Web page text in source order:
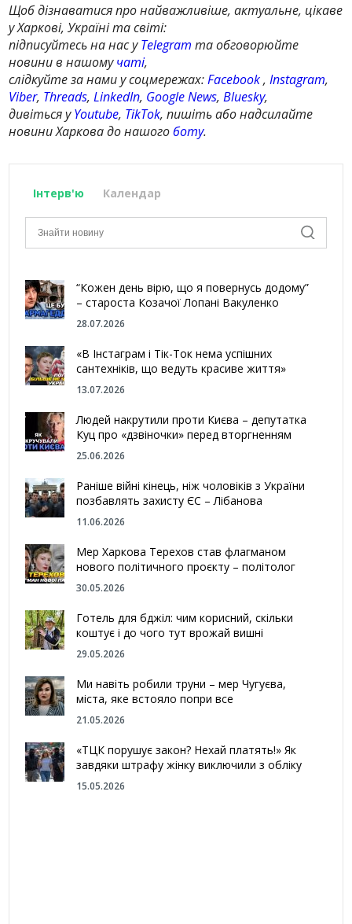
Щоб дізнаватися про найважливіше, актуальне, цікаве
у Харкові, Україні та світі:
підписуйтесь на нас уTelegram та обговорюйте
новини в нашомучаті,
слідкуйте за нами у соцмережах:Facebook,Instagram,
Viber, Threads,LinkedIn, Google News,Bluesky,
дивіться уYoutube, TikTok, пишіть або надсилайте
новини Харкова до нашогоботу.
Інтерв'ю Календар
“Кожен день вірю, що я повернусь додому”
– староста Козачої Лопані Вакуленко
28.07.2026
«В Інстаграм і Тік-Ток нема успішних
сантехніків, що ведуть красиве життя»
13.07.2026
Людей накрутили проти Києва – депутатка
Куц про «дзвіночки» перед вторгненням
25.06.2026
Раніше війні кінець, ніж чоловіків з України
позбавлять захисту ЄС – Лібанова
11.06.2026
Мер Харкова Терехов став флагманом
нового політичного проєкту – політолог
30.05.2026
Готель для бджіл: чим корисний, скільки
коштує і до чого тут врожай вишні
29.05.2026
Ми навіть робили труни – мер Чугуєва,
міста, яке встояло попри все
21.05.2026
«ТЦК порушує закон? Нехай платять!» Як
завдяки штрафу жінку виключили з обліку
15.05.2026